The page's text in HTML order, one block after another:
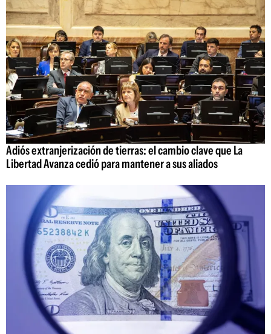
Adiós extranjerización de tierras: el cambio clave que La
Libertad Avanza cedió para mantener a sus aliados